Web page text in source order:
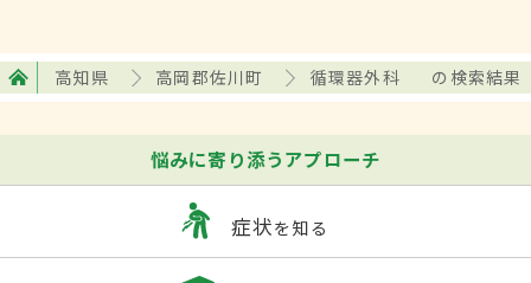
高知県 高岡郡佐川町 循環器外科 の検索結果
悩みに寄り添うアプローチ
症状を知る